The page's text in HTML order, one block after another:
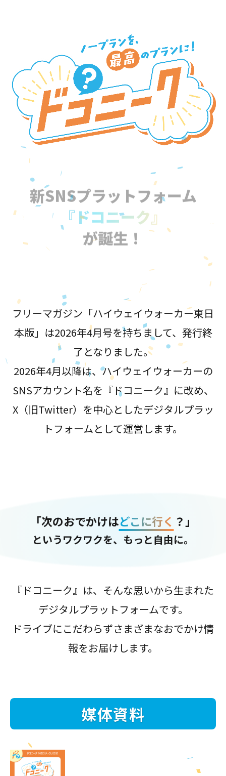
新SNSプラットフォーム
『ドコニーク』
が誕生！
フリーマガジン「ハイウェイウォーカー東日
本版」は2026年4月号を持ちまして、発行終
了となりました。
2026年4月以降は、ハイウェイウォーカーの
SNSアカウント名を『ドコニーク』に改め、
X（旧Twitter）を中心としたデジタルプラッ
トフォームとして運営します。
「次のおでかけはどこに行く ？」
というワクワクを、もっと自由に。
『ドコニーク』は、そんな思いから生まれた
デジタルプラットフォームです。
ドライブにこだわらずさまざまなおでかけ情
報をお届けします。
媒体資料